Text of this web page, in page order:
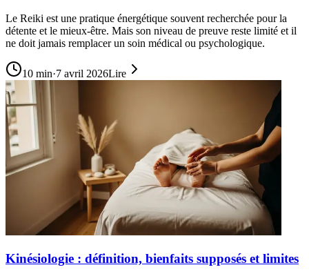
Le Reiki est une pratique énergétique souvent recherchée pour la
détente et le mieux-être. Mais son niveau de preuve reste limité et il
ne doit jamais remplacer un soin médical ou psychologique.
10 min·7 avril 2026Lire
Kinésiologie : définition, bienfaits supposés et limites